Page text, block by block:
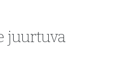
juurtuva